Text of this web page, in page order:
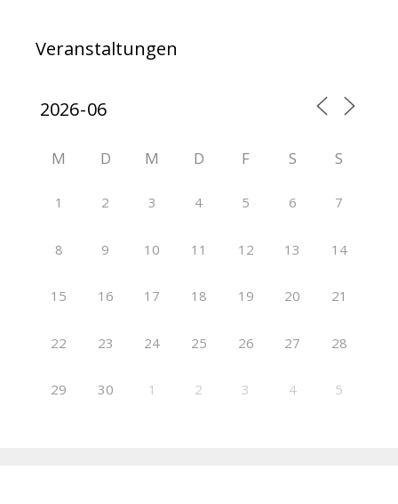
Veranstaltungen
M D M D F S S
1 2 3 4 5 6 7
8 9 10 11 12 13 14
15 16 17 18 19 20 21
22 23 24 25 26 27 28
29 30 1 2 3 4 5